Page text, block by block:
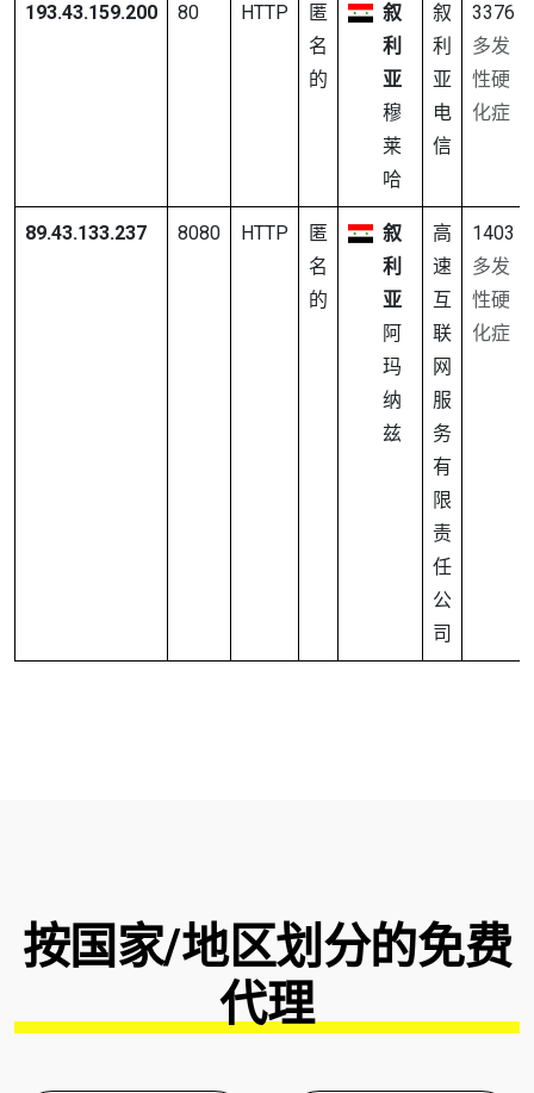
193.43.159.200 80 HTTP
匿
名
的
叙
利
亚
穆
莱
哈
叙
利
亚
电
信
3376
多发
性硬
化症
89.43.133.237 8080 HTTP
匿
名
的
叙
利
亚
阿
玛
纳
兹
高
速
互
联
网
服
务
有
限
责
任
公
司
1403
多发
性硬
化症
按国家/地区划分的免费
代理